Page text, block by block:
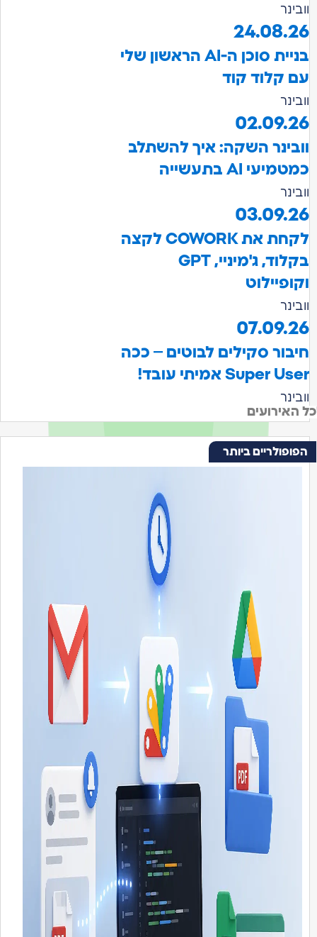
וובינר
24.08.26
בניית סוכן ה-AI הראשון שלי
עם קלוד קוד
וובינר
02.09.26
וובינר השקה: איך להשתלב
כמטמיעי AI בתעשייה
וובינר
03.09.26
לקחת את COWORK לקצה
בקלוד, ג'מיניי, GPT
וקופיילוט
וובינר
07.09.26
חיבור סקילים לבוטים – ככה
Super User אמיתי עובד!
וובינר
האירועים
הפופולריים ביותר